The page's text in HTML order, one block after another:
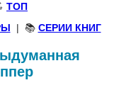
ТОП
| 📚 СЕРИИ КНИГ